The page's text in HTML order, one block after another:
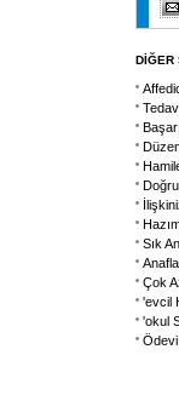
DİĞER
Sık
Çok
'evcil
'okul